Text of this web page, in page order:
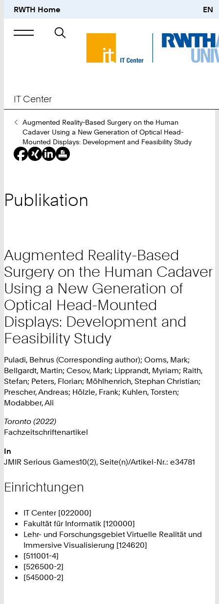
RWTH Home EN
Suche
nach
IT Center
Sie
sind
hier:
Augmented Reality-Based Surgery on the Human
Cadaver Using a New Generation of Optical Head-
Mounted Displays: Development and Feasibility Study
Publikation
Augmented Reality-Based
Surgery on the Human Cadaver
Using a New Generation of
Optical Head-Mounted
Displays: Development and
Feasibility Study
Puladi, Behrus (Corresponding author); Ooms, Mark;
Bellgardt, Martin; Cesov, Mark; Lipprandt, Myriam; Raith,
Stefan; Peters, Florian; Möhlhenrich, Stephan Christian;
Prescher, Andreas; Hölzle, Frank; Kuhlen, Torsten;
Modabber, Ali
Toronto (2022)
Fachzeitschriftenartikel
In
JMIR Serious Games10(2), Seite(n)/Artikel-Nr.: e34781
Einrichtungen
IT Center [022000]
Fakultät für Informatik [120000]
Lehr- und Forschungsgebiet Virtuelle Realität und
Immersive Visualisierung [124620]
[511001-4]
[526500-2]
[545000-2]